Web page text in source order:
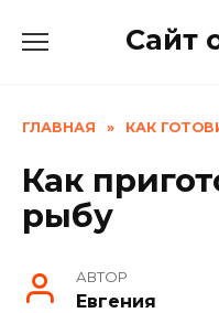
Сайт
ГЛАВНАЯ » КАК
Как
рыбу
АВТОР
Евгения